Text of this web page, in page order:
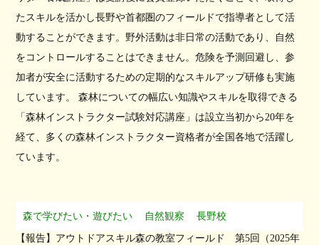
たスキルを活かし長野や首都圏のフィールドで指導者として活
動することができます。野外活動は非日常の活動であり、自然
をコントロールすることはできません。危険を予測回避し、参
加者が安全に活動するための定期的なスキルアップ研修も実施
しています。 森林についての幅広い知識やスキルを取得できる
「森林インストラクター試験対応講座」は設立当初から20年を
経て、多くの森林インストラクター資格者が全国各地で活躍し
ています。
森で学びたい・遊びたい 自然観察 長野校
【報告】アウトドアスキル森の教室フィールド 第5回（2025年